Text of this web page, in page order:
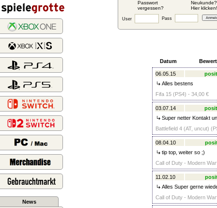
Passwort
vergessen?
Neukunde?
Hier klicken!
User Pass
News
Datum
06.05.15
Alles bestens
Fifa 15 (PS4) - 34,00 €
03.07.14
Super netter Kontakt
Battlefield 4 (AT, uncut)
08.04.10
tip top, weiter so ;)
Call of Duty - Modern
11.02.10
Alles Super gerne
Call of Duty - Modern